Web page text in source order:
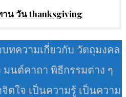
น วัน thanksgiving
ทความเกี่ยวกับ วัตถุมงคล
มนต์คาถา พิธีกรรมต่าง ๆ
ตใจ เป็นความรู้ เป็นความ